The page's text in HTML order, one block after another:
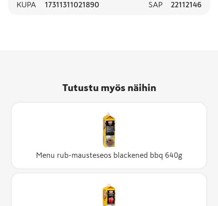
KUPA 17311311021890 SAP 22112146
Tutustu myös näihin
Menu rub-mausteseos blackened bbq 640g